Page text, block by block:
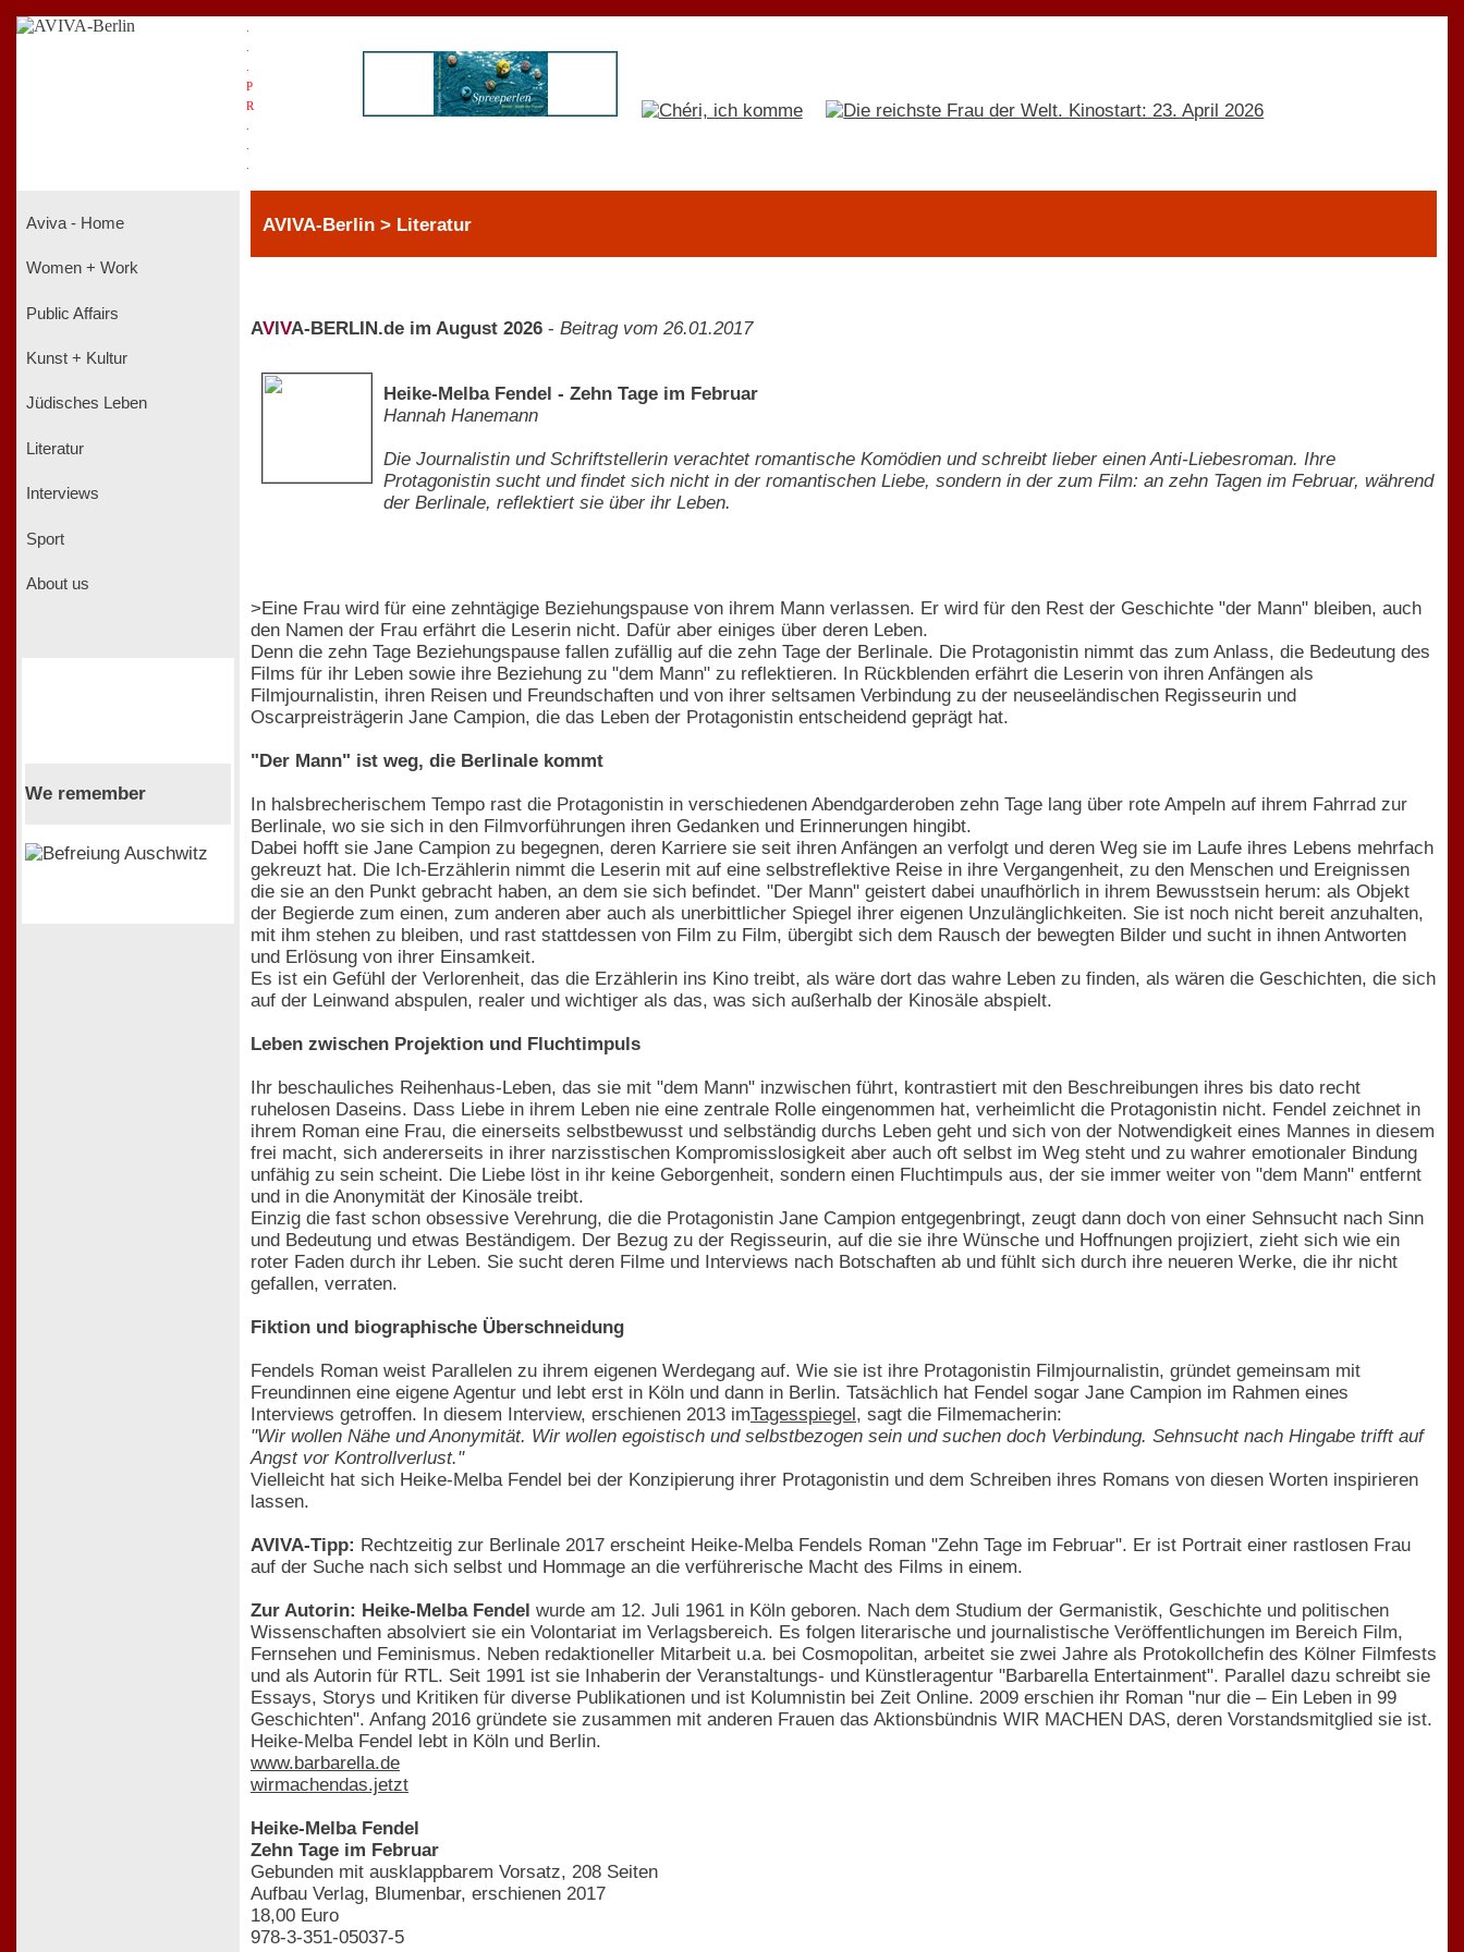
P
R
Aviva - Home
Women + Work
Public Affairs
Kunst + Kultur
Jüdisches Leben
Literatur
Interviews
Sport
About us
We remember
AVIVA-Berlin > Literatur
AV VA-BERLIN.de im August 2026 - Beitrag vom 26.01.2017
Heike-Melba Fendel - Zehn Tage im Februar
Hannah Hanemann
Die Journalistin und Schriftstellerin verachtet romantische Komödien und schreibt lieber einen Anti-Liebesroman. Ihre
Protagonistin sucht und findet sich nicht in der romantischen Liebe, sondern in der zum Film: an zehn Tagen im Februar, während
der Berlinale, reflektiert sie über ihr Leben.
>Eine Frau wird für eine zehntägige Beziehungspause von ihrem Mann verlassen. Er wird für den Rest der Geschichte "der Mann" bleiben, auch
den Namen der Frau erfährt die Leserin nicht. Dafür aber einiges über deren Leben.
Denn die zehn Tage Beziehungspause fallen zufällig auf die zehn Tage der Berlinale. Die Protagonistin nimmt das zum Anlass, die Bedeutung des
Films für ihr Leben sowie ihre Beziehung zu "dem Mann" zu reflektieren. In Rückblenden erfährt die Leserin von ihren Anfängen als
Filmjournalistin, ihren Reisen und Freundschaften und von ihrer seltsamen Verbindung zu der neuseeländischen Regisseurin und
Oscarpreisträgerin Jane Campion, die das Leben der Protagonistin entscheidend geprägt hat.
"Der Mann" ist weg, die Berlinale kommt
In halsbrecherischem Tempo rast die Protagonistin in verschiedenen Abendgarderoben zehn Tage lang über rote Ampeln auf ihrem Fahrrad zur
Berlinale, wo sie sich in den Filmvorführungen ihren Gedanken und Erinnerungen hingibt.
Dabei hofft sie Jane Campion zu begegnen, deren Karriere sie seit ihren Anfängen an verfolgt und deren Weg sie im Laufe ihres Lebens mehrfach
gekreuzt hat. Die Ich-Erzählerin nimmt die Leserin mit auf eine selbstreflektive Reise in ihre Vergangenheit, zu den Menschen und Ereignissen
die sie an den Punkt gebracht haben, an dem sie sich befindet. "Der Mann" geistert dabei unaufhörlich in ihrem Bewusstsein herum: als Objekt
der Begierde zum einen, zum anderen aber auch als unerbittlicher Spiegel ihrer eigenen Unzulänglichkeiten. Sie ist noch nicht bereit anzuhalten,
mit ihm stehen zu bleiben, und rast stattdessen von Film zu Film, übergibt sich dem Rausch der bewegten Bilder und sucht in ihnen Antworten
und Erlösung von ihrer Einsamkeit.
Es ist ein Gefühl der Verlorenheit, das die Erzählerin ins Kino treibt, als wäre dort das wahre Leben zu finden, als wären die Geschichten, die sich
auf der Leinwand abspulen, realer und wichtiger als das, was sich außerhalb der Kinosäle abspielt.
Leben zwischen Projektion und Fluchtimpuls
Ihr beschauliches Reihenhaus-Leben, das sie mit "dem Mann" inzwischen führt, kontrastiert mit den Beschreibungen ihres bis dato recht
ruhelosen Daseins. Dass Liebe in ihrem Leben nie eine zentrale Rolle eingenommen hat, verheimlicht die Protagonistin nicht. Fendel zeichnet in
ihrem Roman eine Frau, die einerseits selbstbewusst und selbständig durchs Leben geht und sich von der Notwendigkeit eines Mannes in diesem
frei macht, sich andererseits in ihrer narzisstischen Kompromisslosigkeit aber auch oft selbst im Weg steht und zu wahrer emotionaler Bindung
unfähig zu sein scheint. Die Liebe löst in ihr keine Geborgenheit, sondern einen Fluchtimpuls aus, der sie immer weiter von "dem Mann" entfernt
und in die Anonymität der Kinosäle treibt.
Einzig die fast schon obsessive Verehrung, die die Protagonistin Jane Campion entgegenbringt, zeugt dann doch von einer Sehnsucht nach Sinn
und Bedeutung und etwas Beständigem. Der Bezug zu der Regisseurin, auf die sie ihre Wünsche und Hoffnungen projiziert, zieht sich wie ein
roter Faden durch ihr Leben. Sie sucht deren Filme und Interviews nach Botschaften ab und fühlt sich durch ihre neueren Werke, die ihr nicht
gefallen, verraten.
Fiktion und biographische Überschneidung
Fendels Roman weist Parallelen zu ihrem eigenen Werdegang auf. Wie sie ist ihre Protagonistin Filmjournalistin, gründet gemeinsam mit
Freundinnen eine eigene Agentur und lebt erst in Köln und dann in Berlin. Tatsächlich hat Fendel sogar Jane Campion im Rahmen eines
Interviews getroffen. In diesem Interview, erschienen 2013 imTagesspiegel, sagt die Filmemacherin:
"Wir wollen Nähe und Anonymität. Wir wollen egoistisch und selbstbezogen sein und suchen doch Verbindung. Sehnsucht nach Hingabe trifft auf
Angst vor Kontrollverlust."
Vielleicht hat sich Heike-Melba Fendel bei der Konzipierung ihrer Protagonistin und dem Schreiben ihres Romans von diesen Worten inspirieren
lassen.
AVIVA-Tipp: Rechtzeitig zur Berlinale 2017 erscheint Heike-Melba Fendels Roman "Zehn Tage im Februar". Er ist Portrait einer rastlosen Frau
auf der Suche nach sich selbst und Hommage an die verführerische Macht des Films in einem.
Zur Autorin: Heike-Melba Fendel wurde am 12. Juli 1961 in Köln geboren. Nach dem Studium der Germanistik, Geschichte und politischen
Wissenschaften absolviert sie ein Volontariat im Verlagsbereich. Es folgen literarische und journalistische Veröffentlichungen im Bereich Film,
Fernsehen und Feminismus. Neben redaktioneller Mitarbeit u.a. bei Cosmopolitan, arbeitet sie zwei Jahre als Protokollchefin des Kölner Filmfests
und als Autorin für RTL. Seit 1991 ist sie Inhaberin der Veranstaltungs- und Künstleragentur "Barbarella Entertainment". Parallel dazu schreibt sie
Essays, Storys und Kritiken für diverse Publikationen und ist Kolumnistin bei Zeit Online. 2009 erschien ihr Roman "nur die – Ein Leben in 99
Geschichten". Anfang 2016 gründete sie zusammen mit anderen Frauen das Aktionsbündnis WIR MACHEN DAS, deren Vorstandsmitglied sie ist.
Heike-Melba Fendel lebt in Köln und Berlin.
www.barbarella.de
wirmachendas.jetzt
Heike-Melba Fendel
Zehn Tage im Februar
Gebunden mit ausklappbarem Vorsatz, 208 Seiten
Aufbau Verlag, Blumenbar, erschienen 2017
18,00 Euro
978-3-351-05037-5